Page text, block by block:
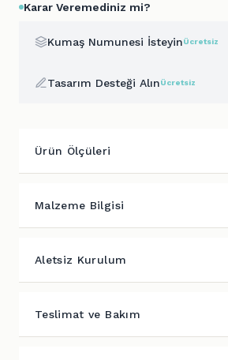
Karar Veremediniz mi?
Kumaş Numunesi İsteyinÜcretsiz
Tasarım Desteği AlınÜcretsiz
Ürün Ölçüleri
Malzeme Bilgisi
Aletsiz Kurulum
Teslimat ve Bakım